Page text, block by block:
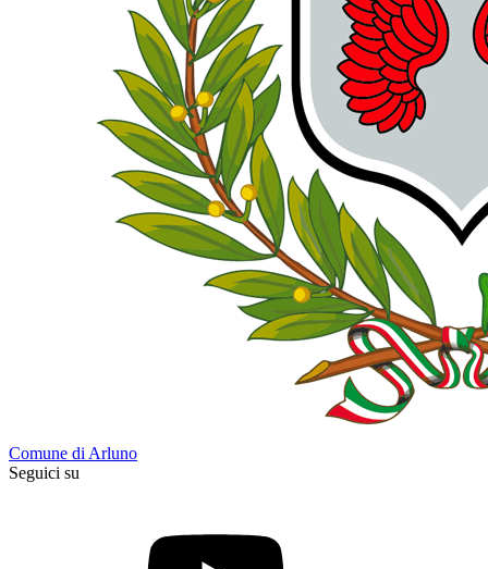
Comune di Arluno
Seguici su